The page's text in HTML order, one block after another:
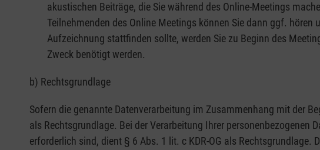
akustischen Beiträge, die Sie während des Online-Meetings
Teilnehmenden des Online Meetings können Sie dann ggf.
Aufzeichnung stattfinden sollte, werden Sie zu Beginn des
Zweck benötigt werden.
b) Rechtsgrundlage
Sofern die genannte Datenverarbeitung im Zusammenhang mit der
als Rechtsgrundlage. Bei der Verarbeitung Ihrer personenbezogenen
erforderlich sind, dient § 6 Abs. 1 lit. c KDR-OG als